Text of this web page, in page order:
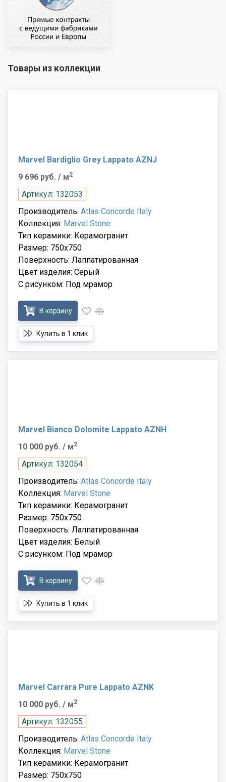
Товары из коллекции
Marvel Bardiglio Grey Lappato AZNJ
9 696 руб. / м2
Артикул: 132053
Производитель: Atlas Concorde Italy
Коллекция: Marvel Stone
Тип керамики: Керамогранит
Размер: 750x750
Поверхность: Лаппатированная
Цвет изделия: Серый
С рисунком: Под мрамор
В корзину
Купить в 1 клик
Marvel Bianco Dolomite Lappato AZNH
10 000 руб. / м2
Артикул: 132054
Производитель: Atlas Concorde Italy
Коллекция: Marvel Stone
Тип керамики: Керамогранит
Размер: 750x750
Поверхность: Лаппатированная
Цвет изделия: Белый
С рисунком: Под мрамор
В корзину
Купить в 1 клик
Marvel Carrara Pure Lappato AZNK
10 000 руб. / м2
Артикул: 132055
Производитель: Atlas Concorde Italy
Коллекция: Marvel Stone
Тип керамики: Керамогранит
Размер: 750x750